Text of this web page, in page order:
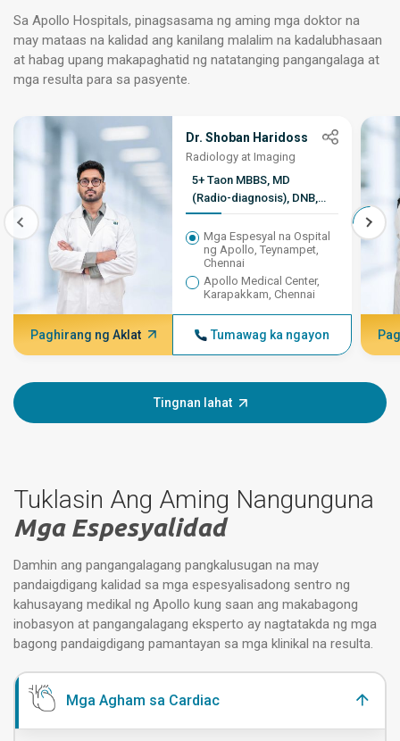
Sa Apollo Hospitals, pinagsasama ng aming mga doktor na
may mataas na kalidad ang kanilang malalim na kadalubhasaan
at habag upang makapaghatid ng natatanging pangangalaga at
mga resulta para sa pasyente.
Dr. Shoban Haridoss
Radiology at Imaging
5+ Taon MBBS, MD
(Radio-diagnosis), DNB,
DM lR, EBtR
Mga Espesyal na Ospital
ng Apollo, Teynampet,
Chennai
Apollo Medical Center,
Karapakkam, Chennai
Paghirang ng Aklat Tumawag ka ngayon
Tingnan lahat
Tuklasin Ang Aming Nangunguna
Mga Espesyalidad
Damhin ang pangangalagang pangkalusugan na may
pandaigdigang kalidad sa mga espesyalisadong sentro ng
kahusayang medikal ng Apollo kung saan ang makabagong
inobasyon at pangangalagang eksperto ay nagtatakda ng mga
bagong pandaigdigang pamantayan sa mga klinikal na resulta.
Mga Agham sa Cardiac